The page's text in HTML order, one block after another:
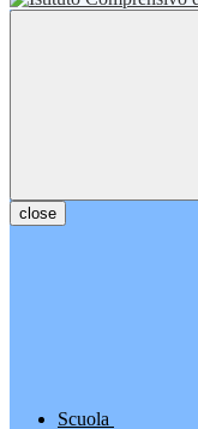
close
Scuola